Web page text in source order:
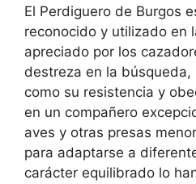
El Perdiguero de Burgos
reconocido y utilizado en
apreciado por los
destreza en la
como su resistencia y
en un compañero
aves y otras presas
para adaptarse a
carácter equilibrado lo